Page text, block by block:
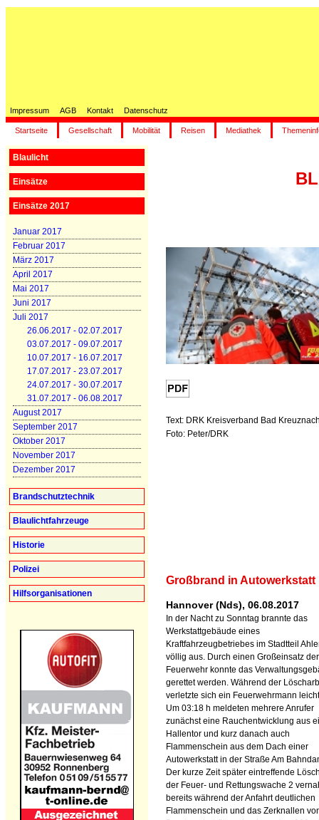
Impressum AGB Kontakt Datenschutz
Startseite Gesellschaft Mobilität Reisen Mediathek
Blaulicht
Einsätze
Einsätze 2017
Januar 2017
Februar 2017
März 2017
April 2017
Mai 2017
Juni 2017
Juli 2017
26.06.2017 - 02.07.2017
03.07.2017 - 09.07.2017
10.07.2017 - 16.07.2017
17.07.2017 - 23.07.2017
24.07.2017 - 30.07.2017
31.07.2017 - 06.08.2017
August 2017
September 2017
Oktober 2017
November 2017
Dezember 2017
Brandschutztechnik
Blaulichtfahrzeuge
Historie
Polizei
Hilfsorganisationen
Text: DRK Kreisverband Bad
Foto: Peter/DRK
Großbrand in Autowerkstatt
Hannover (Nds), 06.08.2017
In der Nacht zu Sonntag brannte das
Werkstattgebäude eines
Kraftfahrzeugbetriebes im Stadtteil
völlig aus. Durch einen Großeinsatz der
Feuerwehr konnte das
gerettet werden. Während der
verletzte sich ein Feuerwehrmann
Um 03:18 h meldeten mehrere Anrufer
zunächst eine Rauchentwicklung aus
Hallentor und kurz danach auch
Flammenschein aus dem Dach einer
Autowerkstatt in der Straße Am
Der kurze Zeit später eintreffende
der Feuer- und Rettungswache 2
bereits während der Anfahrt deutlichen
Flammenschein und das Zerknallen